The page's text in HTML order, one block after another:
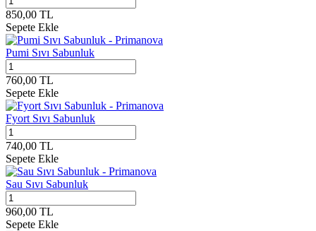
850,00 TL
Sepete Ekle
Pumi Sıvı Sabunluk
760,00 TL
Sepete Ekle
Fyort Sıvı Sabunluk
740,00 TL
Sepete Ekle
Sau Sıvı Sabunluk
960,00 TL
Sepete Ekle